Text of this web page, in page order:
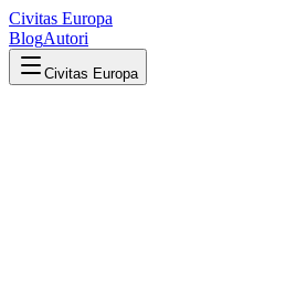
Civitas Europa
BlogAutori
Civitas Europa